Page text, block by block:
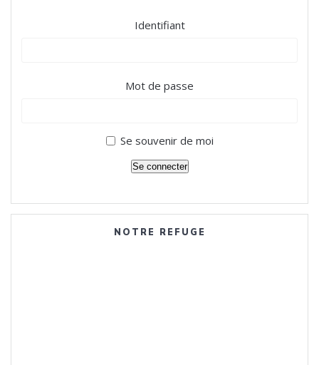
Identifiant
Mot de passe
Se souvenir de moi
Se connecter
NOTRE REFUGE